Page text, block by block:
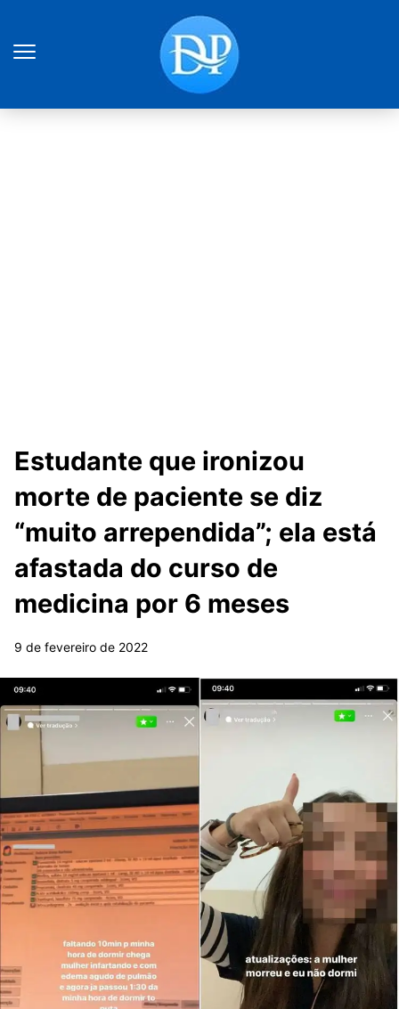
Estudante que ironizou
morte de paciente se diz
“muito arrependida”; ela está
afastada do curso de
medicina por 6 meses
9 de fevereiro de 2022